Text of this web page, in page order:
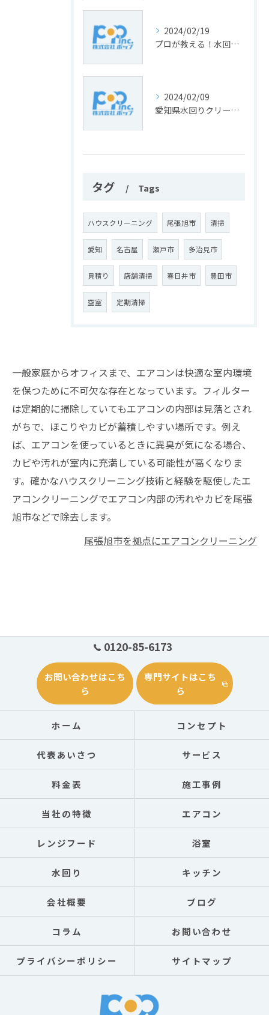
2024/02/19
プロが教える！水回りを清潔に保つための清掃テクニック
2024/02/09
愛知県水回りクリーニングのプロが教える、お掃除のコツと注意点
タグ Tags
ハウスクリーニング 尾張旭市 清掃
愛知 名古屋 瀬戸市 多治見市
見積り 店舗清掃 春日井市 豊田市
空室 定期清掃
一般家庭からオフィスまで、エアコンは快適な室内環境
を保つために不可欠な存在となっています。フィルター
は定期的に掃除していてもエアコンの内部は見落とされ
がちで、ほこりやカビが蓄積しやすい場所です。例え
ば、エアコンを使っているときに異臭が気になる場合、
カビや汚れが室内に充満している可能性が高くなりま
す。確かなハウスクリーニング技術と経験を駆使したエ
アコンクリーニングでエアコン内部の汚れやカビを尾張
旭市などで除去します。
尾張旭市を拠点にエアコンクリーニング
0120-85-6173
お問い合わせはこち
ら
専門サイトはこち
ら
ホーム コンセプト
代表あいさつ サービス
料金表 施工事例
当社の特徴 エアコン
レンジフード 浴室
水回り キッチン
会社概要 ブログ
コラム お問い合わせ
プライバシーポリシー サイトマップ